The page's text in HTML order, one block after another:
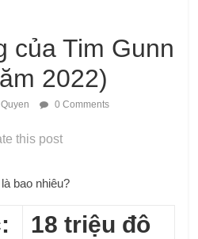
của Tim Gunn
2022)
0 Comments
this post
bao nhiêu?
18 triệu đô